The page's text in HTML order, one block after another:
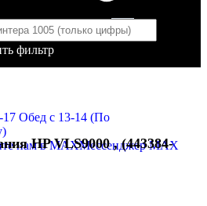
фильтр
пуста
Обед с 13-14 (По
Мессенджер MAX
HP VLS9000 , (443384-